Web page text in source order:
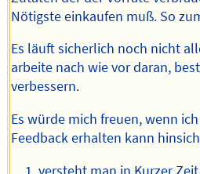
Nötigste einkaufen muß. So
Es läuft sicherlich noch nicht
arbeite nach wie vor daran,
verbessern.
Es würde mich freuen, wenn
Feedback erhalten kann